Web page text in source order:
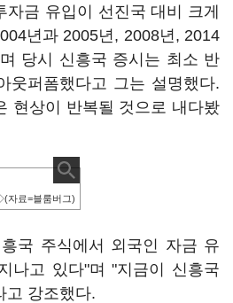
금 유입이 선진국 대비 크게
년과 2005년, 2008년, 2014
당시 신흥국 증시는 최소 반
웃퍼폼했다고 그는 설명했다.
현상이 반복될 것으로 내다봤
자료=블룸버그)
국 주식에서 외국인 자금 유
나고 있다"며 "지금이 신흥국
고 강조했다.